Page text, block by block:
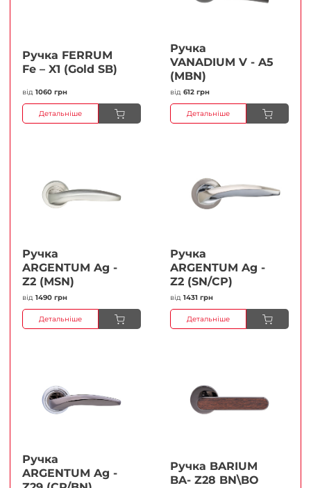
Ручка FERRUМ
Fe – X1 (Gold SB)
від 1060 грн
Детальніше
Ручка
VANADIUM V - A5
(MBN)
від 612 грн
Детальніше
Ручка
ARGENTUM Ag -
Z2 (MSN)
від 1490 грн
Детальніше
Ручка
ARGENTUM Ag -
Z2 (SN/CP)
від 1431 грн
Детальніше
Ручка
ARGENTUM Ag -
Ручка BARIUM
BA- Z28 BN\BO